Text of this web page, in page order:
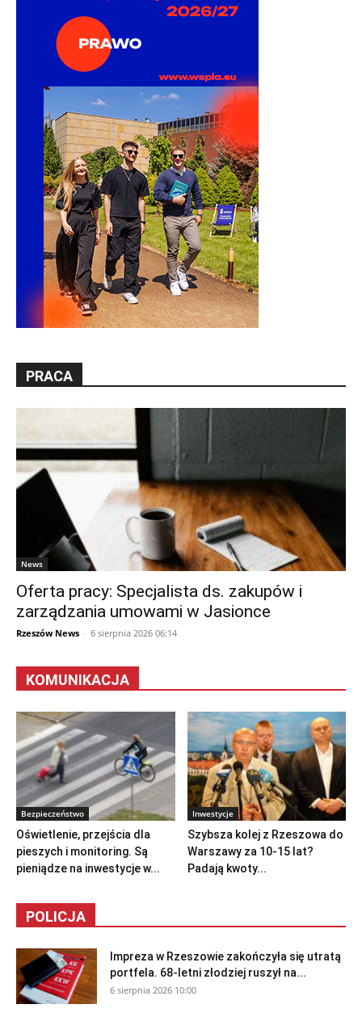
PRACA
News
Oferta pracy: Specjalista ds. zakupów i
zarządzania umowami w Jasionce
Rzeszów News - 6 sierpnia 2026 06:14
KOMUNIKACJA
Bezpieczeństwo
Oświetlenie, przejścia dla
pieszych i monitoring. Są
pieniądze na inwestycje w...
Inwestycje
Szybsza kolej z Rzeszowa do
Warszawy za 10-15 lat?
Padają kwoty...
POLICJA
Impreza w Rzeszowie zakończyła się utratą
portfela. 68-letni złodziej ruszył na...
6 sierpnia 2026 10:00